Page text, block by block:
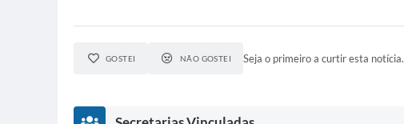
GOSTEI NÃO GOSTEI Seja o primeiro a curtir esta notícia.